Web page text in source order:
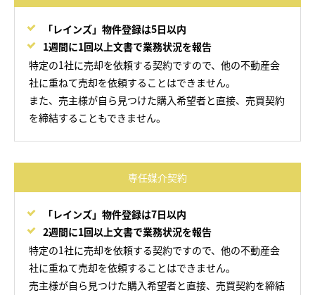
「レインズ」物件登録は5日以内
1週間に1回以上文書で業務状況を報告
特定の1社に売却を依頼する契約ですので、他の不動産会
社に重ねて売却を依頼することはできません。
また、売主様が自ら見つけた購入希望者と直接、売買契約
を締結することもできません。
専任媒介契約
「レインズ」物件登録は7日以内
2週間に1回以上文書で業務状況を報告
特定の1社に売却を依頼する契約ですので、他の不動産会
社に重ねて売却を依頼することはできません。
売主様が自ら見つけた購入希望者と直接、売買契約を締結